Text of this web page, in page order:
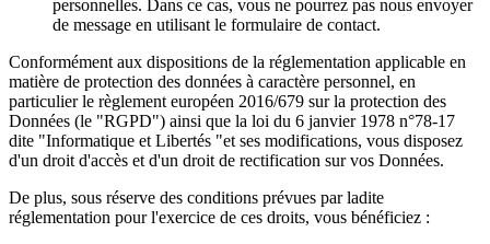
personnelles. Dans ce cas, vous ne pourrez pas nous envoyer
de message en utilisant le formulaire de contact.
Conformément aux dispositions de la réglementation applicable en
matière de protection des données à caractère personnel, en
particulier le règlement européen 2016/679 sur la protection des
Données (le "RGPD") ainsi que la loi du 6 janvier 1978 n°78-17
dite "Informatique et Libertés "et ses modifications, vous disposez
d'un droit d'accès et d'un droit de rectification sur vos Données.
De plus, sous réserve des conditions prévues par ladite
réglementation pour l'exercice de ces droits, vous bénéficiez :